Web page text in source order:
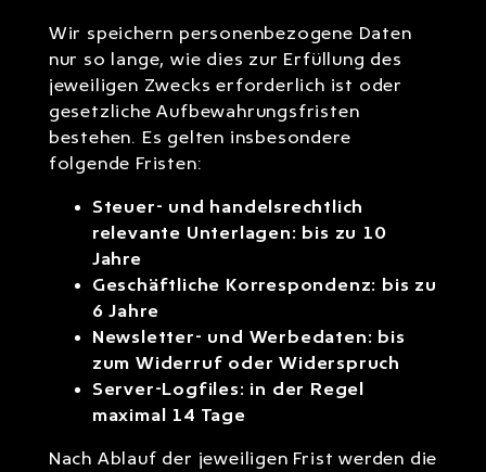
Wir speichern personenbezogene Daten
nur so lange, wie dies zur Erfüllung des
jeweiligen Zwecks erforderlich ist oder
gesetzliche Aufbewahrungsfristen
bestehen. Es gelten insbesondere
folgende Fristen:
Steuer- und handelsrechtlich
relevante Unterlagen: bis zu 10
Jahre
Geschäftliche Korrespondenz: bis zu
6 Jahre
Newsletter- und Werbedaten: bis
zum Widerruf oder Widerspruch
Server-Logfiles: in der Regel
maximal 14 Tage
Nach Ablauf der jeweiligen Frist werden die